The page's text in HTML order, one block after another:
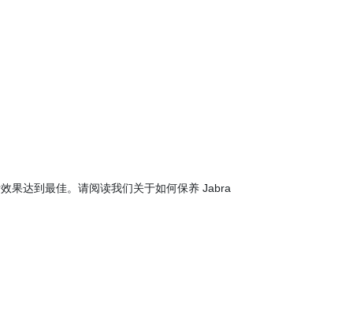
果达到最佳。请阅读我们关于如何保养 Jabra